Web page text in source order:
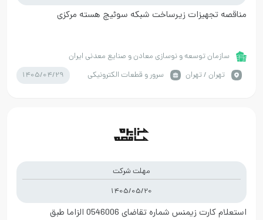
مناقصه تجهیزات زیرساخت شبکه سوئیچ هسته مرکزی
سازمان توسعه و نوسازی معادن و صنایع معدنی ایران
تهران / تهران
سرور و قطعات الکترونیکی 1405/04/29
مهلت شرکت
1405/05/20
استعلام کارت زیمنس شماره تقاضای 0546006 الزاما طبق